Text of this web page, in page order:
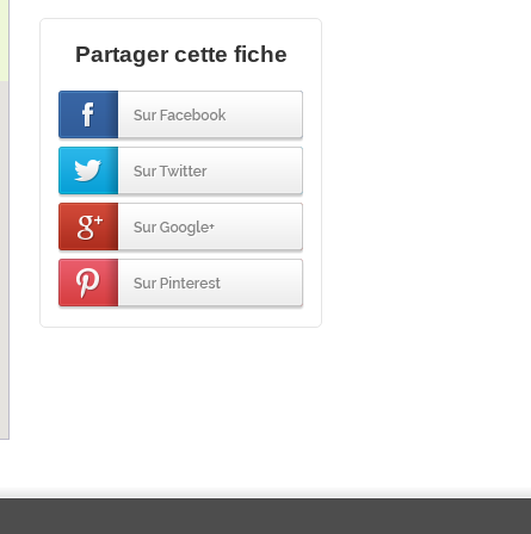
Partager cette fiche